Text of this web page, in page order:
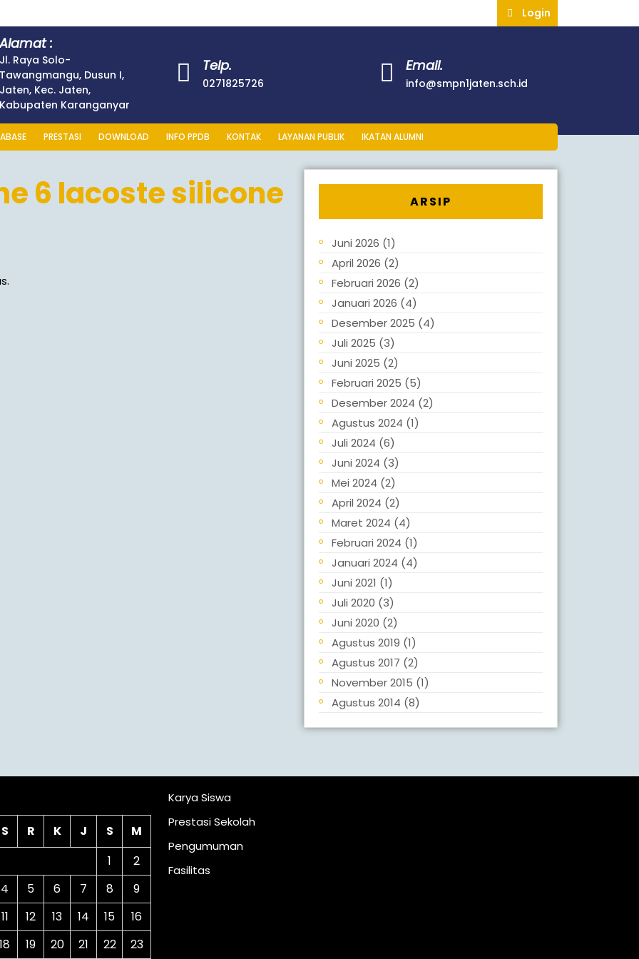
Login
:
Jl. Raya Solo-
Tawangmangu, Dusun I,
Jaten, Kec. Jaten,
Kabupaten Karanganyar
Telp.
0271825726
Email.
info@smpn1jaten.sch.id
PRESTASI DOWNLOAD INFO PPDB KONTAK LAYANAN PUBLIK IKATAN ALUMNI
6 lacoste silicone ARSIP
Juni 2026 (1)
April 2026 (2)
Februari 2026 (2)
Januari 2026 (4)
Desember 2025 (4)
Juli 2025 (3)
Juni 2025 (2)
Februari 2025 (5)
Desember 2024 (2)
Agustus 2024 (1)
Juli 2024 (6)
Juni 2024 (3)
Mei 2024 (2)
April 2024 (2)
Maret 2024 (4)
Februari 2024 (1)
Januari 2024 (4)
Juni 2021 (1)
Juli 2020 (3)
Juni 2020 (2)
Agustus 2019 (1)
Agustus 2017 (2)
November 2015 (1)
Agustus 2014 (8)
S R K J S
M
1
2
4 5 6 7 8
9
11 12 13 14 15
16
18 19 20 21 22 23
Karya Siswa
Prestasi Sekolah
Pengumuman
Fasilitas